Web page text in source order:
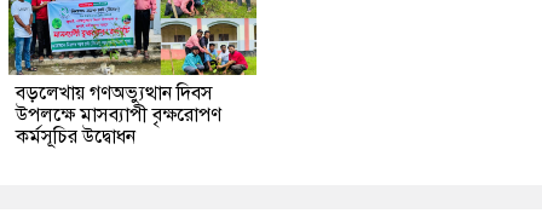
বড়লেখায় গণঅভ্যুত্থান দিবস
উপলক্ষে মাসব্যাপী বৃক্ষরোপণ
কর্মসূচির উদ্বোধন